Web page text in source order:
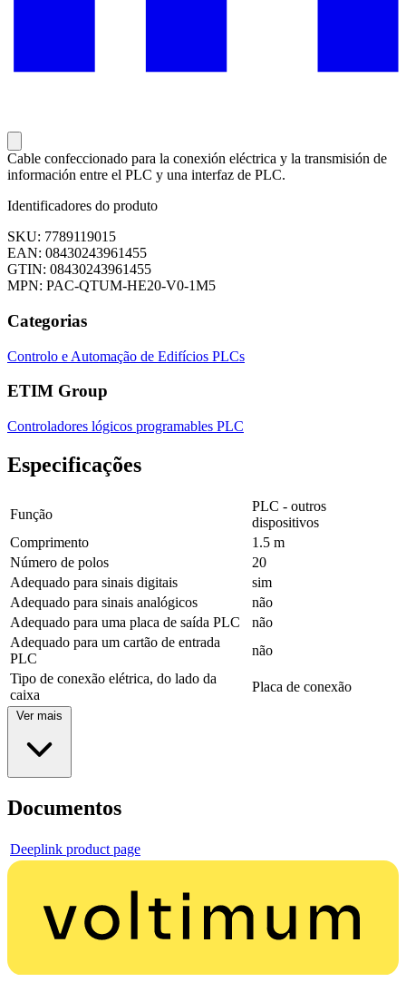
Cable confeccionado para la conexión eléctrica y la transmisión de
información entre el PLC y una interfaz de PLC.
Identificadores do produto
SKU: 7789119015
EAN: 08430243961455
GTIN: 08430243961455
MPN: PAC-QTUM-HE20-V0-1M5
Categorias
Controlo e Automação de Edifícios PLCs
ETIM Group
Controladores lógicos programables PLC
Especificações
Função
PLC - outros
dispositivos
Comprimento
1.5 m
Número de polos
20
Adequado para sinais digitais
sim
Adequado para sinais analógicos
não
Adequado para uma placa de saída PLC
não
Adequado para um cartão de entrada
PLC
não
Tipo de conexão elétrica, do lado da
caixa
Placa de conexão
Ver mais
Documentos
Deeplink product page